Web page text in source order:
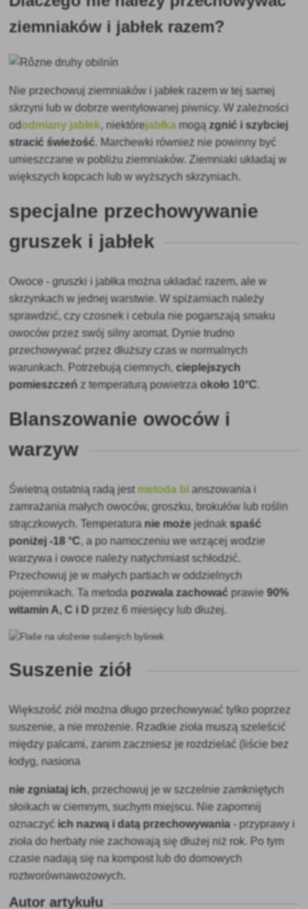
ziemniaków i jabłek razem?
Nie przechowuj ziemniaków i jabłek razem w tej samej
skrzyni lub w dobrze wentylowanej piwnicy.W zależności
ododmiany jabłek, niektórejabłka mogązgnić i szybciej
stracić świeżość. Marchewki również nie powinny być
umieszczane w pobliżu ziemniaków. Ziemniaki układaj w
większych kopcach lub w wyższych skrzyniach.
specjalne przechowywanie
gruszek i jabłek
Owoce - gruszki i jabłka można układać razem, ale w
skrzynkach w jednej warstwie. W spiżarniach należy
sprawdzić, czy czosnek i cebula nie pogarszają smaku
owoców przez swój silny aromat. Dynie trudno
przechowywać przez dłuższy czas w normalnych
warunkach. Potrzebują ciemnych,cieplejszych
pomieszczeń z temperaturą powietrzaokoło 10°C.
Blanszowanie owoców i
warzyw
Świetną ostatnią radą jestmetoda bl anszowania i
zamrażania małych owoców, groszku, brokułów lub roślin
strączkowych. Temperatura nie może jednak spaść
poniżej -18 °C, a po namoczeniu we wrzącej wodzie
warzywa i owoce należy natychmiast schłodzić.
Przechowuj je w małych partiach w oddzielnych
pojemnikach. Ta metodapozwala zachować prawie90%
witamin A, C i D przez 6 miesięcy lub dłużej.
Suszenie ziół
Większość ziół można długo przechowywać tylko poprzez
suszenie, a nie mrożenie. Rzadkie zioła muszą szeleścić
między palcami, zanim zaczniesz je rozdzielać (liście bez
łodyg, nasiona
nie zgniataj ich, przechowuj je w szczelnie zamkniętych
słoikach w ciemnym, suchym miejscu. Nie zapomnij
oznaczyć ich nazwą i datą przechowywania - przyprawy i
zioła do herbaty nie zachowają się dłużej niż rok. Po tym
czasie nadają się na kompost lub do domowych
roztworównawozowych.
Autor artykułu